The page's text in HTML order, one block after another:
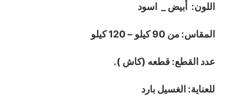
اللون: أبيض _ اسود
المقاس: من 90 كيلو – 120 كيلو
عدد القطع: قطعه (كاش ).
للعناية: الغسيل بارد